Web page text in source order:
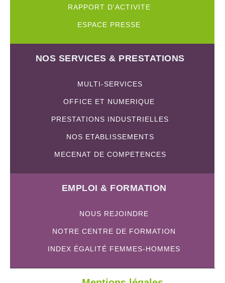
RAPPORT D'ACTIVITE
ESPACE PRESSE
NOS SERVICES & PRESTATIONS
MULTI-SERVICES
OFFICE ET NUMERIQUE
PRESTATIONS INDUSTRIELLES
NOS ETABLISSEMENTS
MECENAT DE COMPETENCES
EMPLOI & FORMATION
NOUS REJOINDRE
NOTRE CENTRE DE FORMATION
INDEX ÉGALITÉ FEMMES-HOMMES